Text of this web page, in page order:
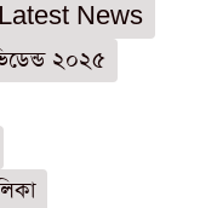
News
২০২৫